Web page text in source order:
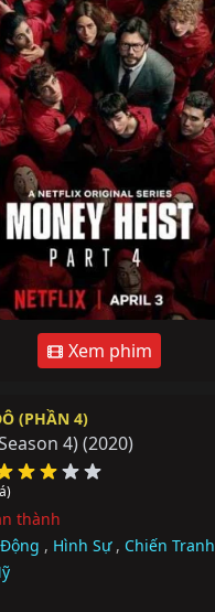
Xem phim
(PHẦN 4)
4)(2020)
thành
, Hình Sự , Chiến Tranh